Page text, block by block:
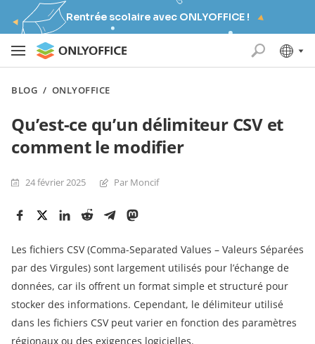
Rentrée scolaire avec ONLYOFFICE !
BLOG / ONLYOFFICE
Qu’est-ce qu’un délimiteur CSV et
comment le modifier
24 février 2025 Par Moncif
Les fichiers CSV (Comma-Separated Values – Valeurs Séparées
par des Virgules) sont largement utilisés pour l’échange de
données, car ils offrent un format simple et structuré pour
stocker des informations. Cependant, le délimiteur utilisé
dans les fichiers CSV peut varier en fonction des paramètres
régionaux ou des exigences logicielles.